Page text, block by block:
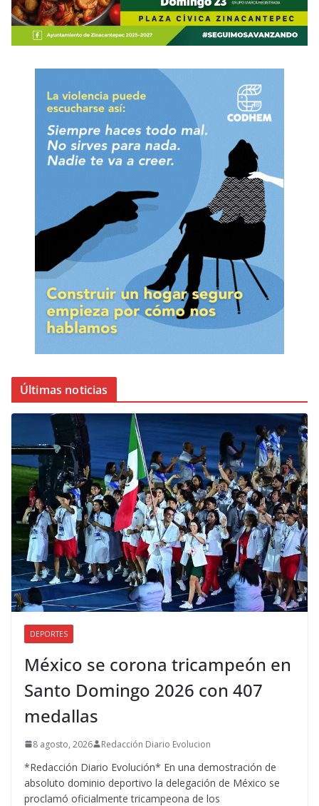
Últimas noticias
DEPORTES
México se corona tricampeón en
Santo Domingo 2026 con 407
medallas
8 agosto, 2026 Redacción Diario Evolucion
*Redacción Diario Evolución* En una demostración de
absoluto dominio deportivo la delegación de México se
proclamó oficialmente tricampeona de los